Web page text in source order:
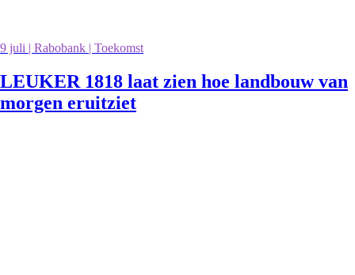
9 juli | Rabobank | Toekomst
LEUKER 1818 laat zien hoe landbouw van
morgen eruitziet